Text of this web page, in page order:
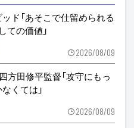
ド「あそこで仕留められる
ての価値」
2026/08/09
四方田修平監督「攻守にもっ
くては」
2026/08/09